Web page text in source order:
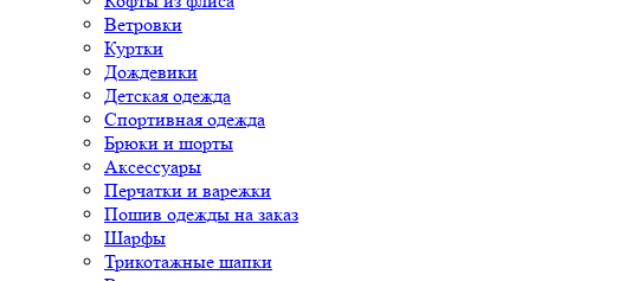
Ветровки
Куртки
Дождевики
Детская одежда
Спортивная одежда
Брюки и шорты
Аксессуары
Перчатки и варежки
Пошив одежды на заказ
Шарфы
Трикотажные шапки